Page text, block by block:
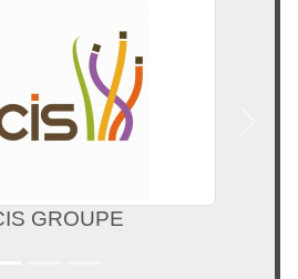
soutient Paris 2024